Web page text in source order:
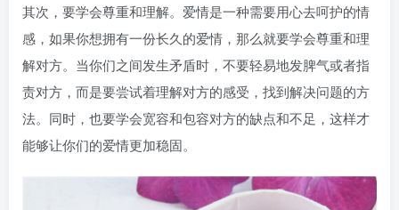
其次，要学会尊重和理解。爱情是一种需要用心去呵护的情
感，如果你想拥有一份长久的爱情，那么就要学会尊重和理
解对方。当你们之间发生矛盾时，不要轻易地发脾气或者指
责对方，而是要尝试着理解对方的感受，找到解决问题的方
法。同时，也要学会宽容和包容对方的缺点和不足，这样才
能够让你们的爱情更加稳固。